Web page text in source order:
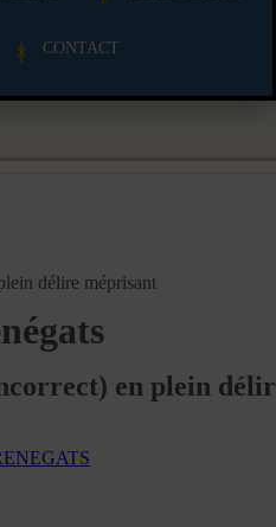
CONTACT
délire méprisant
en plein